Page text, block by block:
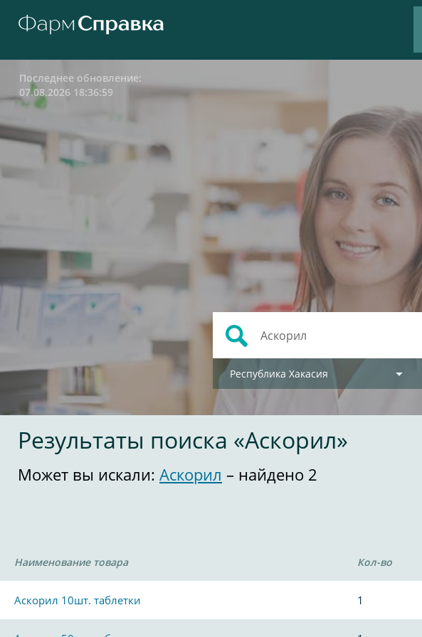
Последнее обновление:
07.08.2026 18:36:59
Республика Хакасия
Результаты поиска «Аскорил»
Может вы искали: Аскорил – найдено 2
Наименование товара Кол-во
Аскорил 10шт. таблетки 1